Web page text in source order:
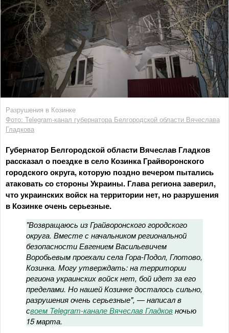
Разрушения в Козинке
Фото: Telegram-канал губернатора Белгородской области Вячеслава
Гладкова
Губернатор Белгородской области Вячеслав Гладков
рассказал о поездке в село Козинка Грайворонского
городского округа, которую поздно вечером пытались
атаковать со стороны Украины. Глава региона заверил,
что украинских войск на территории нет, но разрушения
в Козинке очень серьезные.
"Возвращаюсь из Грайворонского городского
округа. Вместе с начальником региональной
безопасности Евгением Васильевичем
Воробьевым проехали села Гора-Подол, Глотово,
Козинка. Могу утверждать: на территории
региона украинских войск нет, бой идет за его
пределами. Но нашей Козинке досталось сильно,
разрушения очень серьезные", — написал в
своем Telegram-канале Вячеслав Гладковночью
15 марта.